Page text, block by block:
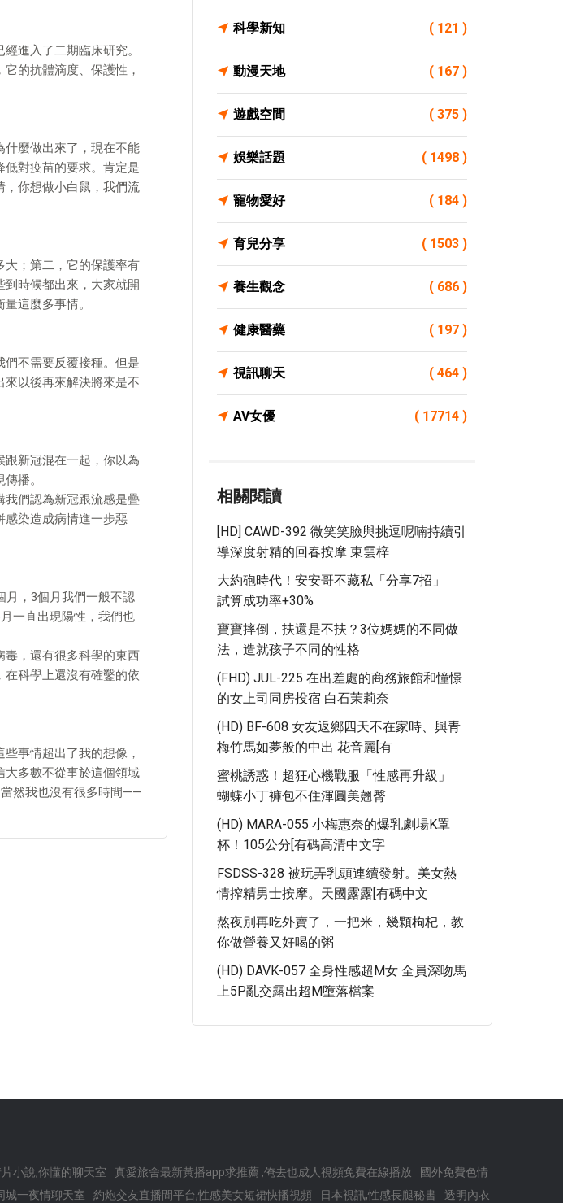
進入了二期臨床研究。
的抗體滴度、保護性，
什麼做出來了，現在不能
對疫苗的要求。肯定是
，你想做小白鼠，我們流
大；第二，它的保護率有
時候都出來，大家就開
這麼多事情。
不需要反覆接種。但是
以後再來解決將來是不
新冠混在一起，你以為
播。
我們認為新冠跟流感是疊
感染造成病情進一步惡
月，3個月我們一般不認
一直出現陽性，我們也
毒，還有很多科學的東西
科學上還沒有確鑿的依
事情超出了我的想像，
大多數不從事於這個領域
然我也沒有很多時間——
科學新知 ( 121 )
動漫天地 ( 167 )
遊戲空間 ( 375 )
娛樂話題 ( 1498 )
寵物愛好 ( 184 )
育兒分享 ( 1503 )
養生觀念 ( 686 )
健康醫藥 ( 197 )
視訊聊天 ( 464 )
AV女優 ( 17714 )
相關閱讀
[HD] CAWD-392 微笑笑臉與挑逗呢喃持續引
導深度射精的回春按摩 東雲梓
大約砲時代！安安哥不藏私「分享7招」
試算成功率+30%
寶寶摔倒，扶還是不扶？3位媽媽的不同做
法，造就孩子不同的性格
(FHD) JUL-225 在出差處的商務旅館和憧憬
的女上司同房投宿 白石茉莉奈
(HD) BF-608 女友返鄉四天不在家時、與青
梅竹馬如夢般的中出 花音麗[有
蜜桃誘惑！超狂心機戰服「性感再升級」
蝴蝶小丁褲包不住渾圓美翹臀
(HD) MARA-055 小梅惠奈的爆乳劇場K罩
杯！105公分[有碼高清中文字
FSDSS-328 被玩弄乳頭連續發射。美女熱
情搾精男士按摩。天國露露[有碼中文
熬夜別再吃外賣了，一把米，幾顆枸杞，教
你做營養又好喝的粥
(HD) DAVK-057 全身性感超M女 全員深吻馬
上5P亂交露出超M墮落檔案
小說,你懂的聊天室 真愛旅舍最新黃播app求推薦 ,俺去也成人視頻免費在線播放
國外免費色情
城一夜情聊天室 約炮交友直播間平台,性感美女短裙快播視頻 日本視訊,性感長腿秘書 透明內衣